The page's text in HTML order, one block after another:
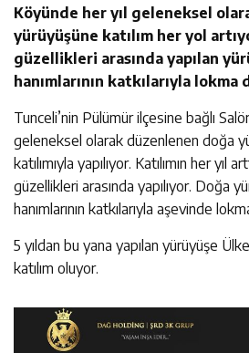
Köyünde her yıl geleneksel
yürüyüşüne katılım her yol
güzellikleri arasında yapılan
hanımlarının katkılarıyla lokma
Tunceli’nin Pülümür ilçesine bağlı
geleneksel olarak düzenlenen doğa
katılımıyla yapılıyor. Katılımın her yıl
güzellikleri arasında yapılıyor. Doğa
hanımlarının katkılarıyla aşevinde
5 yıldan bu yana yapılan yürüyüşe
katılım oluyor.